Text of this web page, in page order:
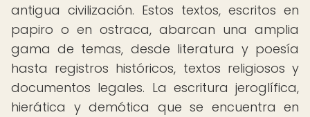
antigua civilización. Estos textos, escritos en
papiro o en ostraca, abarcan una amplia
gama de temas, desde literatura y poesía
hasta registros históricos, textos religiosos y
documentos legales. La escritura jeroglífica,
hierática y demótica que se encuentra en